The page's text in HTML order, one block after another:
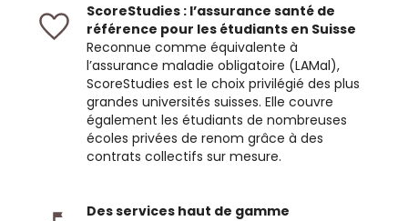
ScoreStudies : l’assurance santé de
référence pour les étudiants en Suisse
Reconnue comme équivalente à
l’assurance maladie obligatoire (LAMal),
ScoreStudies est le choix privilégié des plus
grandes universités suisses. Elle couvre
également les étudiants de nombreuses
écoles privées de renom grâce à des
contrats collectifs sur mesure.
Des services haut de gamme